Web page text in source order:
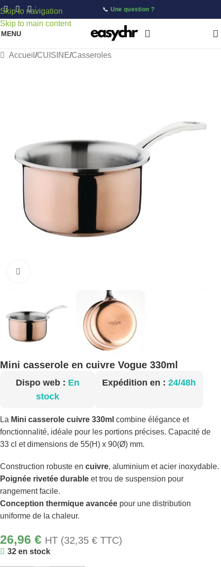
Skip to navigation
Skip to main content
📞 Une question ?
MENU
Accueil /CUISINE/Casseroles
Mini casserole en cuivre Vogue 330ml
Dispo web : En
stock
Expédition en : 24/48h
La Mini casserole cuivre 330ml combine élégance et
fonctionnalité, idéale pour les portions précises. Capacité de
33 cl et dimensions de 55(H) x 90(Ø) mm.
Construction robuste en cuivre, aluminium et acier inoxydable.
Poignée rivetée durable et trou de suspension pour
rangement facile.
Conception thermique avancée pour une distribution
uniforme de la chaleur.
26,96 € HT (32,35 € TTC)
32 en stock